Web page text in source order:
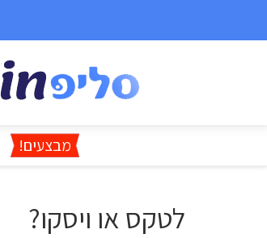
מבצעים!
לטקס או ויסקו?